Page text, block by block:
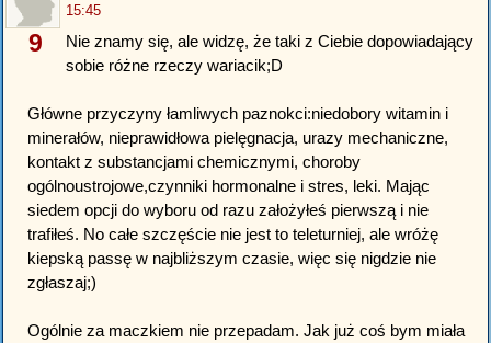
9
15:45
Nie znamy się, ale widzę, że taki z Ciebie dopowiadający
sobie różne rzeczy wariacik;D
Główne przyczyny łamliwych paznokci:niedobory witamin i
minerałów, nieprawidłowa pielęgnacja, urazy mechaniczne,
kontakt z substancjami chemicznymi, choroby
ogólnoustrojowe,czynniki hormonalne i stres, leki. Mając
siedem opcji do wyboru od razu założyłeś pierwszą i nie
trafiłeś. No całe szczęście nie jest to teleturniej, ale wróżę
kiepską passę w najbliższym czasie, więc się nigdzie nie
zgłaszaj;)
Ogólnie za maczkiem nie przepadam. Jak już coś bym miała